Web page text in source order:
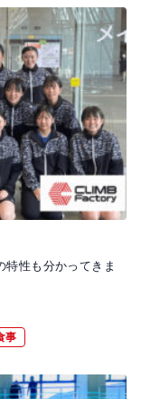
特性も分かってきま
事